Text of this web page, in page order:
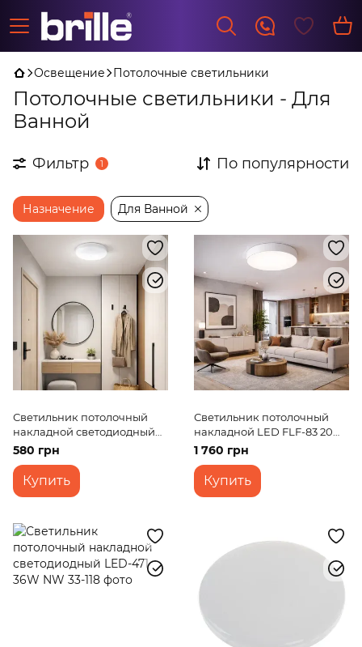
Освещение Потолочные светильники
Потолочные светильники - Для
Ванной
Фильтр 1 По популярности
Назначение Для Ванной
Светильник потолочный
накладной светодиодный
LED-471/50W NW
580 грн
Купить
Светильник потолочный
накладной LED FLF-83 20W
NW WH
1 760 грн
Купить